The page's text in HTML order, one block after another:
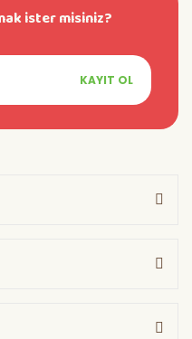
ister misiniz?
KAYIT OL